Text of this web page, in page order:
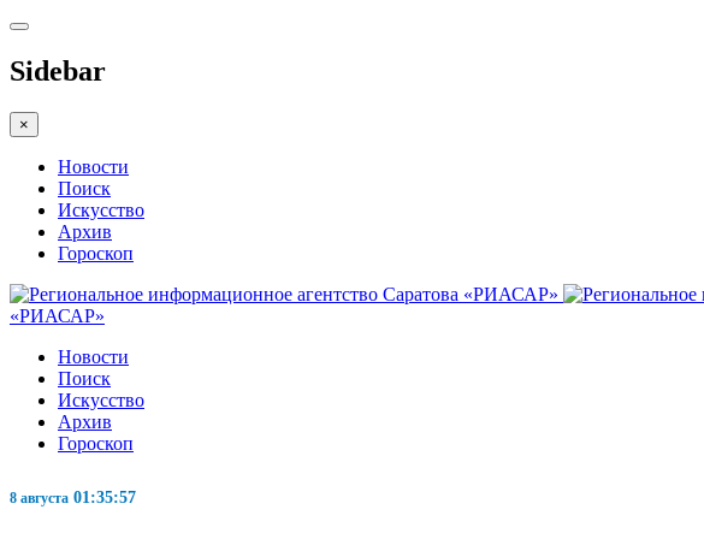
Sidebar
×
Новости
Поиск
Искусство
Архив
Гороскоп
«РИАСАР»
Новости
Поиск
Искусство
Архив
Гороскоп
8 августа 01:35:59